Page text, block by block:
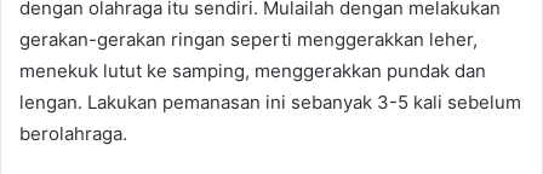
dengan olahraga itu sendiri. Mulailah dengan melakukan
gerakan-gerakan ringan seperti menggerakkan leher,
menekuk lutut ke samping, menggerakkan pundak dan
lengan. Lakukan pemanasan ini sebanyak 3-5 kali sebelum
berolahraga.